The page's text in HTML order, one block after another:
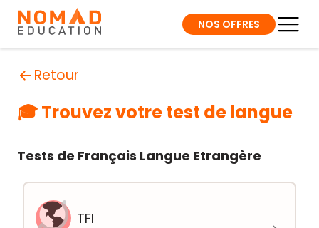
NOS OFFRES
Retour
🎓 Trouvez votre test de langue
Tests de Français Langue Etrangère
TFI